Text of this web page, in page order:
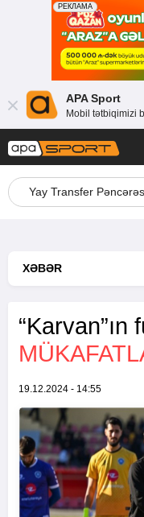
APA Sport
Mobil tətbiqimizi
Yay Transfer
XƏBƏR
“Karvan”ın
19.12.2024 - 14:55